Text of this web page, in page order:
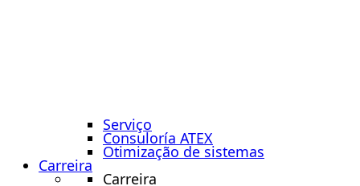
Serviço
Consuloría ATEX
Otimização de sistemas
Carreira
Carreira